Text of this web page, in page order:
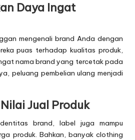
Daya Ingat
mengenali brand Anda dengan
puas terhadap kualitas produk,
nama brand yang tercetak pada
peluang pembelian ulang menjadi
Jual Produk
brand, label juga mampu
produk. Bahkan, banyak clothing